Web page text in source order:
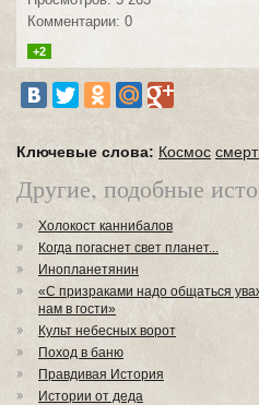
Комментарии: 0
+2
Ключевые слова: Космос
Другие, подобные
Холокост каннибалов
Когда погаснет свет планет...
Инопланетянин
«С призраками надо общаться
нам в гости»
Культ небесных ворот
Поход в баню
Правдивая История
Истории от деда